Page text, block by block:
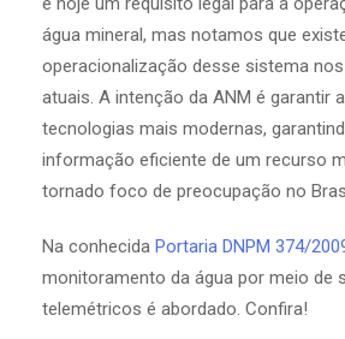
água mineral, mas notamos que
operacionalização desse sistema
atuais. A intenção da ANM é garantir
tecnologias mais modernas,
informação eficiente de um recurso
tornado foco de preocupação no
Na conhecida Portaria DNPM 374/
monitoramento da água por meio de
telemétricos é abordado. Confira!